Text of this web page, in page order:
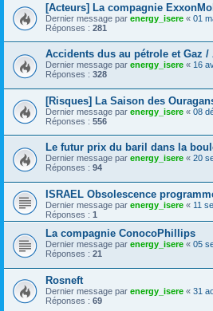
[Acteurs] La compagnie
Dernier message par energy_isere « 01
Réponses : 281
Accidents dus au pétrole et Gaz /
Dernier message par energy_isere « 16
Réponses : 328
[Risques] La Saison des
Dernier message par energy_isere « 08
Réponses : 556
Le futur prix du baril dans la
Dernier message par energy_isere « 20
Réponses : 94
ISRAEL Obsolescence
Dernier message par energy_isere « 11
Réponses : 1
La compagnie ConocoPhillips
Dernier message par energy_isere « 05
Réponses : 21
Rosneft
Dernier message par energy_isere « 31
Réponses : 69